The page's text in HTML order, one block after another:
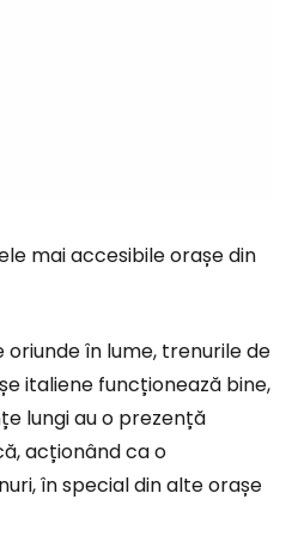
mai accesibile orașe din
în lume, trenurile de
italiene funcționează bine,
lungi au o prezență
acționând ca o
în special din alte orașe